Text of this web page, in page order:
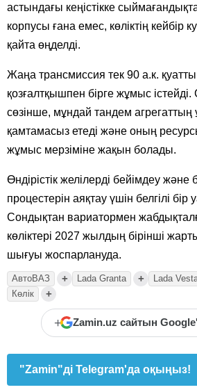
астындағы кеңістікке
корпусы ғана емес, көліктің кейбір
қайта өңделді.
Жаңа трансмиссия тек 90 а.к.
қозғалтқышпен бірге жұмыс
сөзінше, мұндай тандем агрегаттың
қамтамасыз етеді және оның
жұмыс мерзіміне жақын болады.
Өндірістік желілерді бейімдеу
процестерін аяқтау үшін белгілі бір
Сондықтан вариатормен
көліктері 2027 жылдың бірінші
шығуы жоспарлануда.
АвтоВАЗ + Lada Granta + Lada
Көлік +
+ Zamin.uz сайтын
"Zamin"ді Telegram'да оқыңыз!